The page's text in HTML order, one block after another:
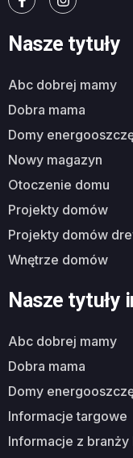
Nasze tytuły
abc dobrej mamy
dobra mama
domy
nowy magazyn
otoczenie domu
projekty domów
projekty domów
wnętrze domów
Nasze tytuły
abc dobrej mamy
dobra mama
domy
informacje targowe
informacje z